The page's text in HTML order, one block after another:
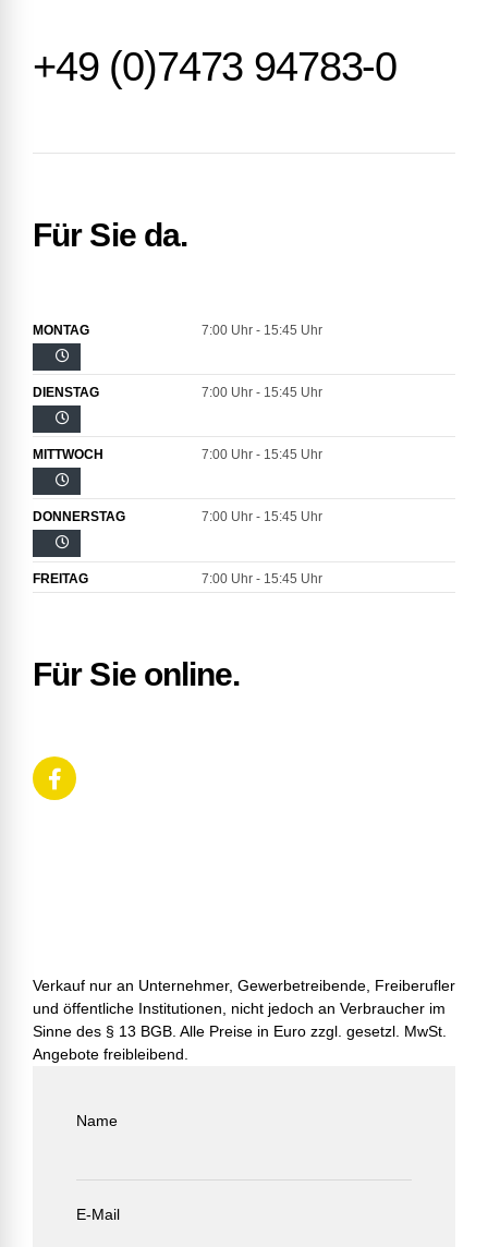
+49 (0)7473 94783-0
Für Sie da.
MONTAG 7:00 Uhr - 15:45 Uhr
DIENSTAG 7:00 Uhr - 15:45 Uhr
MITTWOCH 7:00 Uhr - 15:45 Uhr
DONNERSTAG 7:00 Uhr - 15:45 Uhr
FREITAG 7:00 Uhr - 15:45 Uhr
Für Sie online.
Verkauf nur an Unternehmer, Gewerbetreibende, Freiberufler
und öffentliche Institutionen, nicht jedoch an Verbraucher im
Sinne des § 13 BGB. Alle Preise in Euro zzgl. gesetzl. MwSt.
Angebote freibleibend.
Name
E-Mail